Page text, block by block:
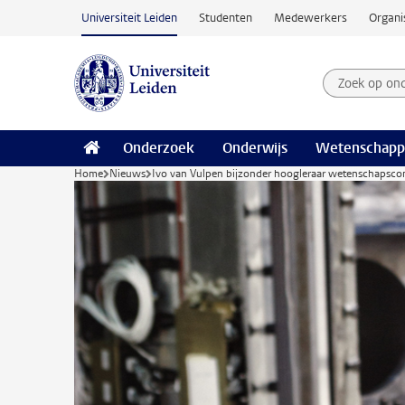
Ga naar hoofdinhoud
Universiteit Leiden Studenten Medewerkers
Zoek op
Zoekterm
Onderzoek Onderwijs
Home Nieuws Ivo van Vulpen bijzonder hoogleraar